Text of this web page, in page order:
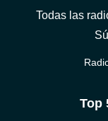
Todas las
Top